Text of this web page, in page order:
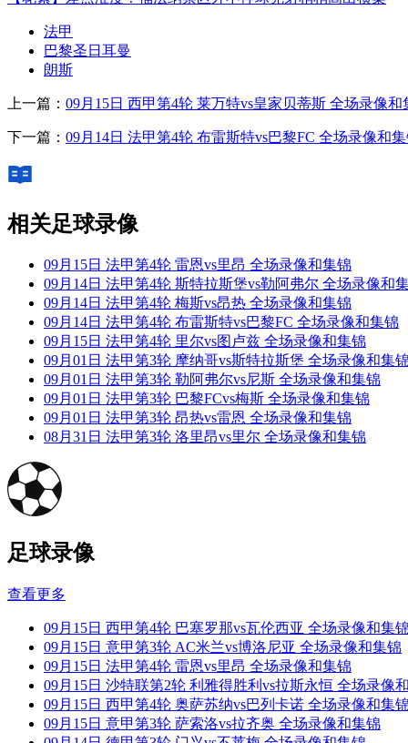
法甲
巴黎圣日耳曼
朗斯
上一篇： 09月15日 西甲第4轮 莱万特vs皇家贝蒂斯 全场录像和
下一篇： 09月14日 法甲第4轮 布雷斯特vs巴黎FC 全场录像和
相关足球录像
09月15日 法甲第4轮 雷恩vs里昂 全场录像和集锦
09月14日 法甲第4轮 斯特拉斯堡vs勒阿弗尔 全场录像和
09月14日 法甲第4轮 梅斯vs昂热 全场录像和集锦
09月14日 法甲第4轮 布雷斯特vs巴黎FC 全场录像和集锦
09月15日 法甲第4轮 里尔vs图卢兹 全场录像和集锦
09月01日 法甲第3轮 摩纳哥vs斯特拉斯堡 全场录像和集
09月01日 法甲第3轮 勒阿弗尔vs尼斯 全场录像和集锦
09月01日 法甲第3轮 巴黎FCvs梅斯 全场录像和集锦
09月01日 法甲第3轮 昂热vs雷恩 全场录像和集锦
08月31日 法甲第3轮 洛里昂vs里尔 全场录像和集锦
足球录像
查看更多
09月15日 西甲第4轮 巴塞罗那vs瓦伦西亚 全场录像和集
09月15日 意甲第3轮 AC米兰vs博洛尼亚 全场录像和集锦
09月15日 法甲第4轮 雷恩vs里昂 全场录像和集锦
09月15日 沙特联第2轮 利雅得胜利vs拉斯永恒 全场录像
09月15日 西甲第4轮 奥萨苏纳vs巴列卡诺 全场录像和集
09月15日 意甲第3轮 萨索洛vs拉齐奥 全场录像和集锦